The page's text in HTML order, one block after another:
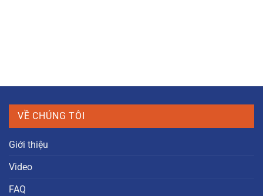
VỀ CHÚNG TÔI
Giới thiệu
Video
FAQ